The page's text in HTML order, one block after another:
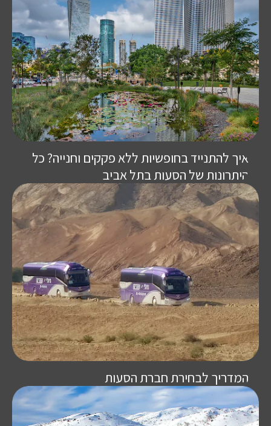
איך להתנייד בחופשיות ללא פקקים וחנייה? כל
היתרונות של הסעות בתל אביב
המדריך לבחירת חברת הסעות